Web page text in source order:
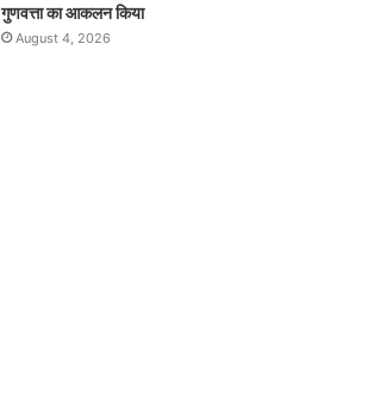
गुणवत्ता का आकलन किया
August 4, 2026